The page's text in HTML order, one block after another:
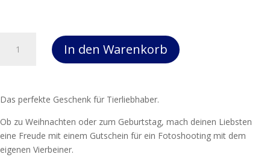
Menge
In den Warenkorb
Das perfekte Geschenk für Tierliebhaber.
Ob zu Weihnachten oder zum Geburtstag, mach deinen Liebsten
eine Freude mit einem Gutschein für ein Fotoshooting mit dem
eigenen Vierbeiner.